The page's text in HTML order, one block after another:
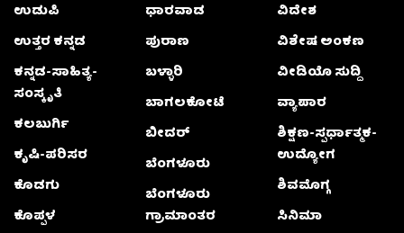
ಉಡುಪಿ
ಉತ್ತರ ಕನ್ನಡ
ಕನ್ನಡ-ಸಾಹಿತ್ಯ-
ಸಂಸ್ಕೃತಿ
ಕಲಬುರ್ಗಿ
ಕೃಷಿ-ಪರಿಸರ
ಕೊಡಗು
ಕೊಪ್ಪಳ
ಧಾರವಾಡ
ಪುರಾಣ
ಬಳ್ಳಾರಿ
ಬಾಗಲಕೋಟೆ
ಬೀದರ್
ಬೆಂಗಳೂರು
ಬೆಂಗಳೂರು
ಗ್ರಾಮಾಂತರ
ವಿದೇಶ
ವಿಶೇಷ ಅಂಕಣ
ವೀಡಿಯೊ ಸುದ್ದಿ
ವ್ಯಾಪಾರ
ಶಿಕ್ಷಣ-ಸ್ಪರ್ಧಾತ್ಮಕ-
ಉದ್ಯೋಗ
ಶಿವಮೊಗ್ಗ
ಸಿನಿಮಾ